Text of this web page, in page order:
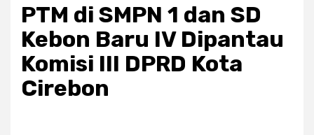
PTM di SMPN 1 dan SD
Kebon Baru IV Dipantau
Komisi III DPRD Kota
Cirebon